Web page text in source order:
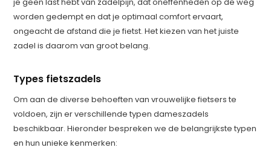
worden gedempt en dat je optimaal comfort ervaart,
ongeacht de afstand die je fietst. Het kiezen van het juiste
zadel is daarom van groot belang.
Types fietszadels
Om aan de diverse behoeften van vrouwelijke fietsers te
voldoen, zijn er verschillende typen dameszadels
beschikbaar. Hieronder bespreken we de belangrijkste typen
en hun unieke kenmerken: